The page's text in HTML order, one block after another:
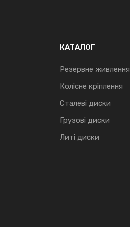
КАТАЛОГ
Резервне живлення
Колісне кріплення
Сталеві диски
Грузові диски
Литі диски